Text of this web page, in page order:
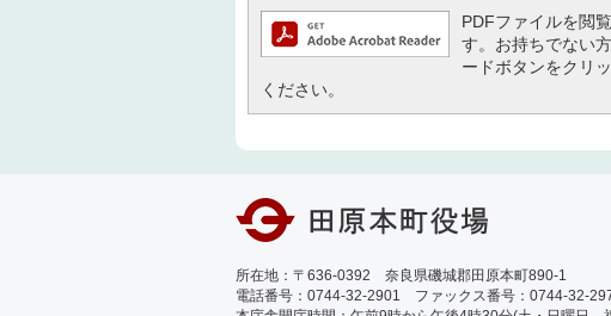
PDFファイルを閲
す。お持ちでない
ードボタンをクリ
ください。
所在地：〒636-0392 奈良県磯城郡田原本町890-1
電話番号：0744-32-2901 ファックス番号：0744-32-